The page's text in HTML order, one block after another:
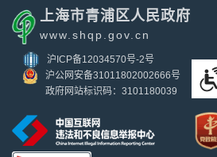
上海市青浦区人民政府
www.shqp.gov.cn
沪ICP备12034570号-2号
沪公网安备31011802002666号
政府网站标识码：3101180039